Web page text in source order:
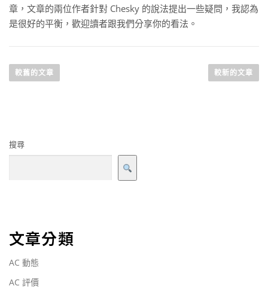
章，文章的兩位作者針對 Chesky 的說法提出一些疑問，我認為
是很好的平衡，歡迎讀者跟我們分享你的看法。
較舊的文章 較新的文章
搜尋
文章分類
AC 動態
AC 評價